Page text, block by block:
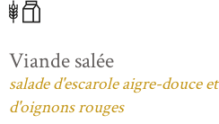
Viande salée
salade d'escarole aigre-douce et
d'oignons rouges